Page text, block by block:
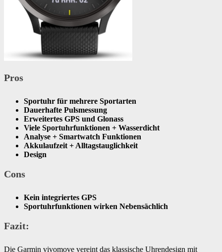
Pros
Sportuhr für mehrere Sportarten
Dauerhafte Pulsmessung
Erweitertes GPS und Glonass
Viele Sportuhrfunktionen + Wasserdicht
Analyse + Smartwatch Funktionen
Akkulaufzeit + Alltagstauglichkeit
Design
Cons
Kein integriertes GPS
​Sportuhrfunktionen wirken Nebensächlich
Fazit:
Die Garmin vivomove vereint das klassische Uhrendesign mit